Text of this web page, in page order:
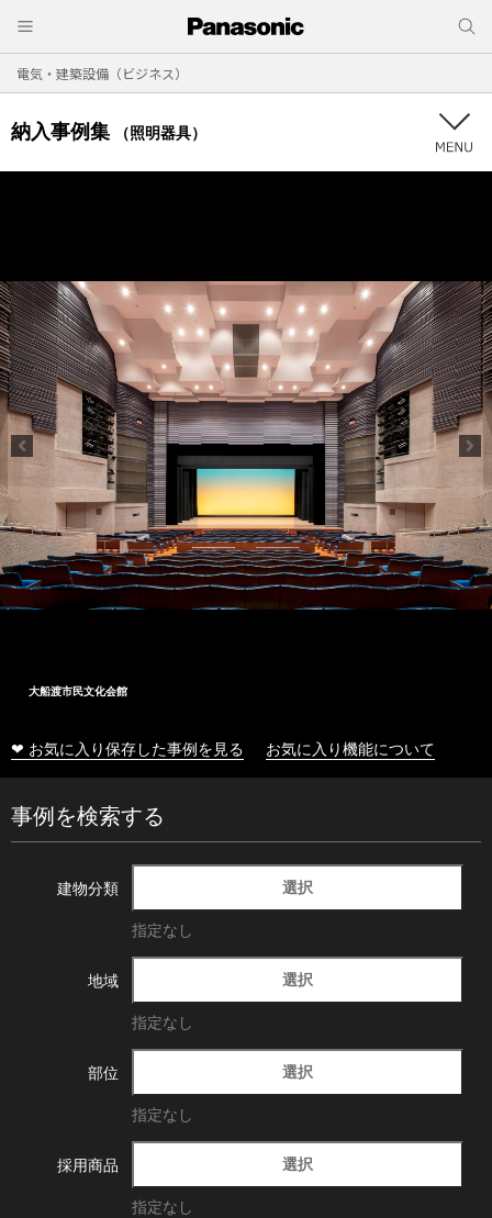
電気・建築設備（ビジネス）
納入事例集 （照明器具）
大船渡市民文化会館
❤ お気に入り保存した事例を見る お気に入り機能について
事例を検索する
建物分類 選択
指定なし
地域 選択
指定なし
部位 選択
指定なし
採用商品 選択
指定なし